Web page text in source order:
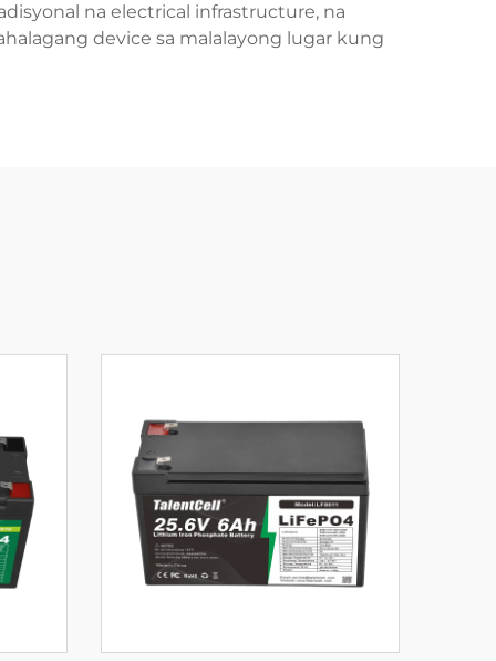
na electrical infrastructure, na
device sa malalayong lugar kung